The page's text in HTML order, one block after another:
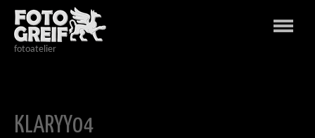
fotoatelier
Home»Klaryy04
KLARYY04